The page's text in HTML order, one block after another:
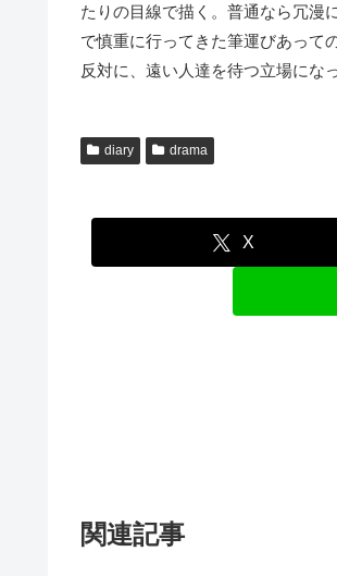
たりの目線で描く。普通なら冗漫
で慎重に行ってきた筆運びあって
反対に、遠い人達を待つ立場にな
diary drama
X
関連記事